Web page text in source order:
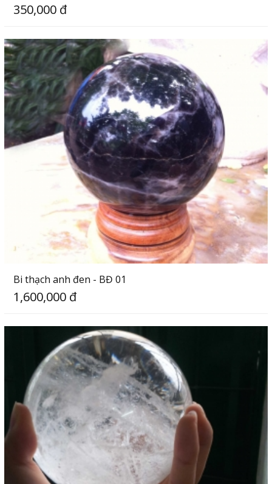
350,000 đ
Bi thạch anh đen - BĐ 01
1,600,000 đ